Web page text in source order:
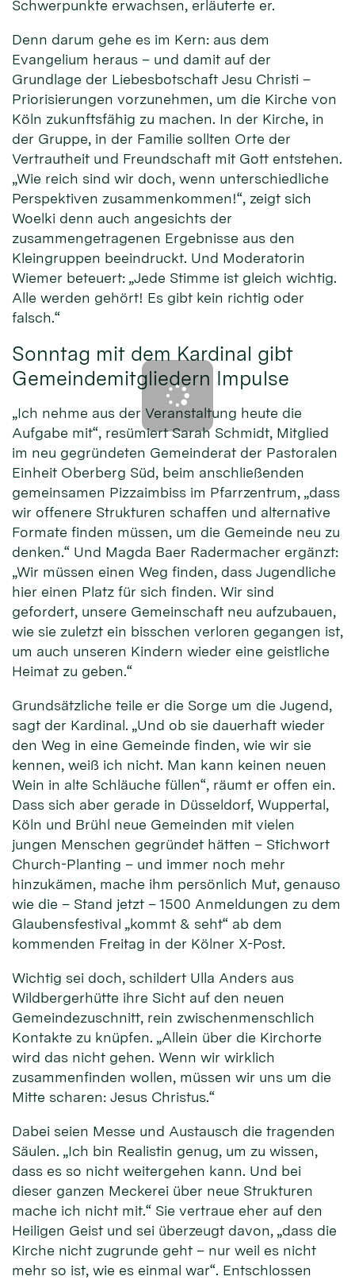
Schwerpunkte erwachsen, erläuterte er.
Denn darum gehe es im Kern: aus dem
Evangelium heraus – und damit auf der
Grundlage der Liebesbotschaft Jesu Christi –
Priorisierungen vorzunehmen, um die Kirche von
Köln zukunftsfähig zu machen. In der Kirche, in
der Gruppe, in der Familie sollten Orte der
Vertrautheit und Freundschaft mit Gott entstehen.
„Wie reich sind wir doch, wenn unterschiedliche
Perspektiven zusammenkommen!“, zeigt sich
Woelki denn auch angesichts der
zusammengetragenen Ergebnisse aus den
Kleingruppen beeindruckt. Und Moderatorin
Wiemer beteuert: „Jede Stimme ist gleich wichtig.
Alle werden gehört! Es gibt kein richtig oder
falsch.“
Sonntag mit dem Kardinal gibt
Gemeindemitgliedern Impulse
„Ich nehme aus der Veranstaltung heute die
Aufgabe mit“, resümiert Sarah Schmidt, Mitglied
im neu gegründeten Gemeinderat der Pastoralen
Einheit Oberberg Süd, beim anschließenden
gemeinsamen Pizzaimbiss im Pfarrzentrum, „dass
wir offenere Strukturen schaffen und alternative
Formate finden müssen, um die Gemeinde neu zu
denken.“ Und Magda Baer Radermacher ergänzt:
„Wir müssen einen Weg finden, dass Jugendliche
hier einen Platz für sich finden. Wir sind
gefordert, unsere Gemeinschaft neu aufzubauen,
wie sie zuletzt ein bisschen verloren gegangen ist,
um auch unseren Kindern wieder eine geistliche
Heimat zu geben.“
Grundsätzliche teile er die Sorge um die Jugend,
sagt der Kardinal. „Und ob sie dauerhaft wieder
den Weg in eine Gemeinde finden, wie wir sie
kennen, weiß ich nicht. Man kann keinen neuen
Wein in alte Schläuche füllen“, räumt er offen ein.
Dass sich aber gerade in Düsseldorf, Wuppertal,
Köln und Brühl neue Gemeinden mit vielen
jungen Menschen gegründet hätten – Stichwort
Church-Planting – und immer noch mehr
hinzukämen, mache ihm persönlich Mut, genauso
wie die – Stand jetzt – 1500 Anmeldungen zu dem
Glaubensfestival „kommt & seht“ ab dem
kommenden Freitag in der Kölner X-Post.
Wichtig sei doch, schildert Ulla Anders aus
Wildbergerhütte ihre Sicht auf den neuen
Gemeindezuschnitt, rein zwischenmenschlich
Kontakte zu knüpfen. „Allein über die Kirchorte
wird das nicht gehen. Wenn wir wirklich
zusammenfinden wollen, müssen wir uns um die
Mitte scharen: Jesus Christus.“
Dabei seien Messe und Austausch die tragenden
Säulen. „Ich bin Realistin genug, um zu wissen,
dass es so nicht weitergehen kann. Und bei
dieser ganzen Meckerei über neue Strukturen
mache ich nicht mit.“ Sie vertraue eher auf den
Heiligen Geist und sei überzeugt davon, „dass die
Kirche nicht zugrunde geht – nur weil es nicht
mehr so ist, wie es einmal war“. Entschlossen